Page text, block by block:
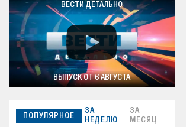
ВЕСТИ ДЕТАЛЬНО
ВЫПУСК ОТ 6 АВГУСТА
ПОПУЛЯРНОЕ
ЗА
НЕДЕЛЮ
ЗА
МЕСЯЦ